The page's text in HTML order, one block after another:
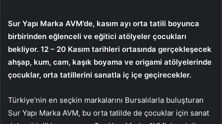
Sur Yapı Marka AVM’de, kasım ayı orta tatili boyunca
birbirinden eğlenceli ve eğitici atölyeler çocukları
bekliyor. 12 – 20 Kasım tarihleri ortasında gerçekleşecek
ahşap, kum, cam, kaşık boyama ve origami atölyelerinde
çocuklar, orta tatillerini sanatla iç içe geçirecekler.
Türkiye’nin en seçkin markalarını Bursalılarla buluşturan
Sur Yapı Marka AVM, bu orta tatilde de çocuklar için sanat